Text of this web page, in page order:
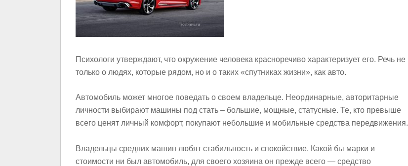
Психологи утверждают, что окружение человека красноречиво характеризует его. Речь не
только о людях, которые рядом, но и о таких «спутниках жизни», как авто.
Автомобиль может многое поведать о своем владельце. Неординарные, авторитарные
личности выбирают машины под стать – большие, мощные, статусные. Те, кто превыше
всего ценят личный комфорт, покупают небольшие и мобильные средства передвижения.
Владельцы средних машин любят стабильность и спокойствие. Какой бы марки и
стоимости ни был автомобиль, для своего хозяина он прежде всего — средство